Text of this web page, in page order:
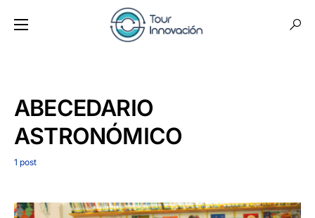
ABECEDARIO
ASTRONÓMICO
1 post